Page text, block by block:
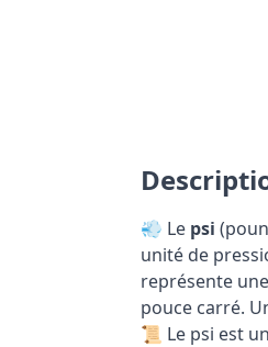
💨 Le psi
unité de
représente
pouce carré.
📜 Le psi est